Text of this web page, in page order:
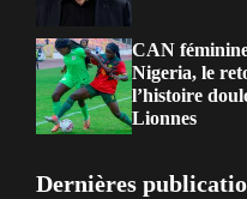
CAN
Nigeria, le
l’histoire
Lionnes
Dernières